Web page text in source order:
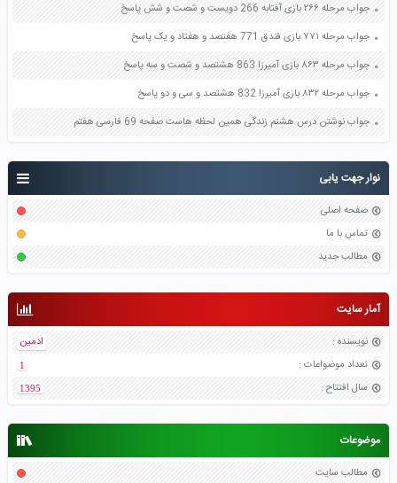
نوار جهت یابی
صفحه اصلی
تماس با ما
مطالب جدید
آمار سایت
نویسنده :
ادمین
تعداد موضواعات :
1
سال افتتاح :
1395
موضوعات
مطالب سایت
جواب مرحله ۲۶۶ بازی آفتابه 266 دویست و شصت و شش پاسخ
جواب مرحله ۷۷۱ بازی فندق 771 هفتصد و هفتاد و یک پاسخ
جواب مرحله ۸۶۳ بازی آمیرزا 863 هشتصد و شصت و سه پاسخ
جواب مرحله ۸۳۲ بازی آمیرزا 832 هشتصد و سی و دو پاسخ
جواب نوشتن درس هشتم زندگی همین لحظه هاست صفحه 69 فارسی هفتم